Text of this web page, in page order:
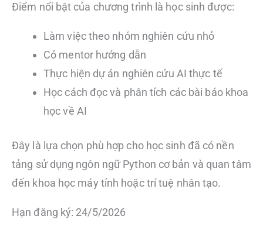
Điểm nổi bật của chương trình là học sinh được:
Làm việc theo nhóm nghiên cứu nhỏ
Có mentor hướng dẫn
Thực hiện dự án nghiên cứu AI thực tế
Học cách đọc và phân tích các bài báo khoa
học về AI
Đây là lựa chọn phù hợp cho học sinh đã có nền
tảng sử dụng ngôn ngữ Python cơ bản và quan tâm
đến khoa học máy tính hoặc trí tuệ nhân tạo.
Hạn đăng ký: 24/5/2026